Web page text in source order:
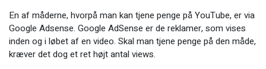
En af måderne, hvorpå man kan tjene penge på YouTube, er via
Google Adsense. Google AdSense er de reklamer, som vises
inden og i løbet af en video. Skal man tjene penge på den måde,
kræver det dog et ret højt antal views.